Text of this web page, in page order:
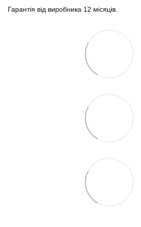
Гарантія від виробника 12 місяців.